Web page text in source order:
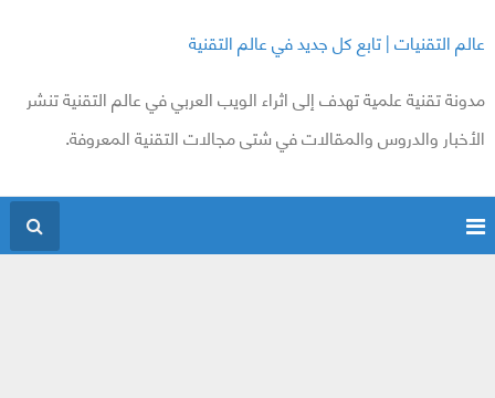
عالم التقنيات | تابع كل جديد في عالم التقنية
مدونة تقنية علمية تهدف إلى اثراء الويب العربي في عالم التقنية تنشر
الأخبار والدروس والمقالات في شتى مجالات التقنية المعروفة.